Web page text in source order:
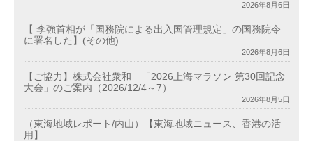
2026年8月6日
【 李強首相が「国務院による出入国管理規定」の国務院令
に署名した】(その他)
2026年8月6日
【ご協力】株式会社衆和 「2026上海マラソン 第30回記念
大会」のご案内（2026/12/4～7）
2026年8月5日
（東海地域レポート/内山）【東海地域ニュース、香港の活
用】